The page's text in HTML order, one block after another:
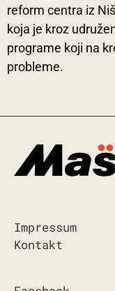
reform centra iz
koja je kroz
programe koji na
probleme.
Impressum
Kontakt